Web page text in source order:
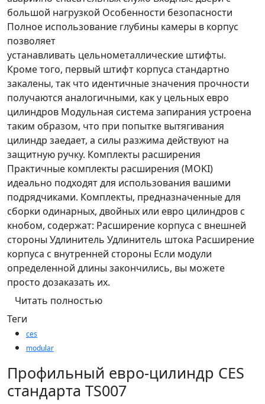
большой нагрузкой Особенности безопасности
Полное использование глубины камеры в корпус
позволяет
устанавливать цельнометаллические штифты.
Кроме того, первый штифт корпуса стандартно
закалены, так что идентичные значения прочности
получаются аналогичными, как у цельных евро
цилиндров Модульная система запирания устроена
таким образом, что при попытке вытягивания
цилиндр заедает, а силы разжима действуют на
защитную ручку. Комплекты расширения
Практичные комплекты расширения (MOKI)
идеально подходят для использования вашими
подрядчиками. Комплекты, предназначенные для
сборки одинарных, двойных или евро цилиндров с
кнобом, содержат: Расширение корпуса с внешней
стороны Удлинитель Удлинитель штока Расширение
корпуса с внутренней стороны Если модули
определенной длины закончились, вы можете
просто дозаказать их.
Читать полностью
Теги
ces
modular
Профильный евро-цилиндр CES
стандарта TS007